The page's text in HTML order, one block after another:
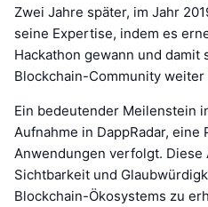
Zwei Jahre später, im Jahr
seine Expertise, indem es
Hackathon gewann und damit
Blockchain-Community
Ein bedeutender Meilenstein
Aufnahme in DappRadar,
Anwendungen verfolgt. Diese
Sichtbarkeit und
Blockchain-Ökosystems zu